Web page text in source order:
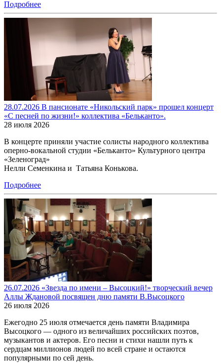
Подробнее
28.07.2026 В пансионате «Никольский парк» прошел концерт
«С песней по жизни!» коллектива «Бельканто».
28 июля 2026
В концерте приняли участие солисты народного коллектива
оперно-вокальной студии «Бельканто» Культурного центра
«Зеленоград»
Нелли Семенкина и Татьяна Конькова.
Подробнее
26.07.2026 «Звезда по имени – Высоцкий!» творческий вечер
Аллы Ждановой посвящен дню памяти В.Высоцкого
26 июля 2026
Ежегодно 25 июля отмечается день памяти Владимира
Высоцкого — одного из величайших российских поэтов,
музыкантов и актеров. Его песни и стихи нашли путь к
сердцам миллионов людей по всей стране и остаются
популярными по сей день.